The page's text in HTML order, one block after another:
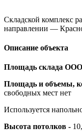
Складской комплекс
направлении —
Описание объекта
Площадь склада
Площадь и объемы,
свободных мест нет
Используется
Высота потолков -